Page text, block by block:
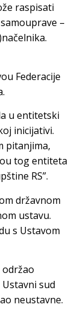
raspisati
–
Federacije
u entitetski
inicijativi.
pitanjima,
tog entiteta
RS”.
državnom
ustavu.
s Ustavom
održao
sud
neustavne.